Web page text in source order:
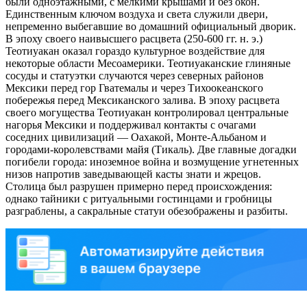
Единственным ключом воздуха и света служили двери,
непременно выбегавшие во домашний официальный дворик.
В эпоху своего наивысшего расцвета (250-600 гг. н. э.)
Теотиуакан оказал гораздо культурное воздействие для
некоторые области Меcоамерики. Теотиуаканские глиняные
сосуды и статуэтки случаются через северных районов
Мексики перед гор Гватемалы и через Тихоокеанского
побережья перед Мексиканского залива. В эпоху расцвета
своего могущества Теотиуакан контролировал центральные
нагорья Мексики и поддерживал контакты с очагами
соседних цивилизаций — Оахакой, Монте-Альбаном и
городами-королевствами майя (Тикаль). Две главные догадки
погибели города: иноземное война и возмущение угнетенных
низов напротив заведывающей касты знати и жрецов.
Столица был разрушен примерно перед происхождения:
однако тайники с ритуальными гостинцами и гробницы
разграблены, а сакральные статуи обезображены и разбиты.